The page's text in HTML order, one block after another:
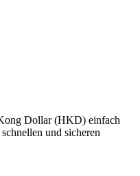
Dollar (HKD) einfach
und sicheren